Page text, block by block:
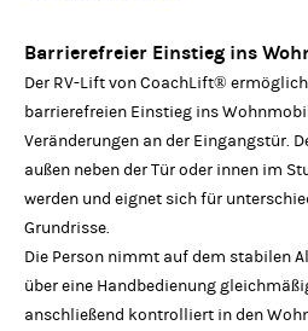
Barrierefreier Einstieg ins
Der RV-Lift von CoachLift®
barrierefreien Einstieg ins
Veränderungen an der Eingangstür.
außen neben der Tür oder innen im
werden und eignet sich für
Grundrisse.
Die Person nimmt auf dem stabilen
über eine Handbedienung
anschließend kontrolliert in den